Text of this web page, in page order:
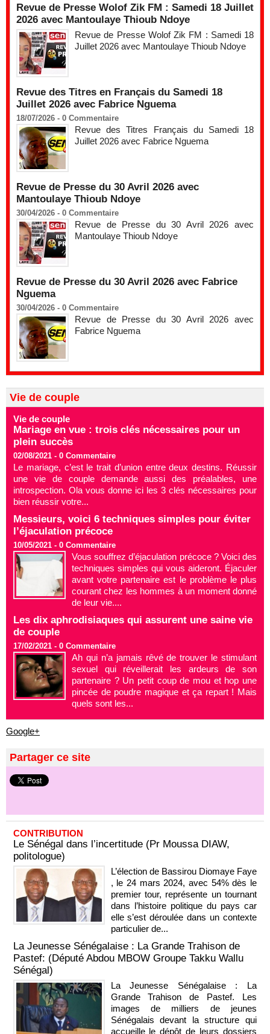
Revue de Presse Wolof Zik FM : Samedi 18 Juillet
2026 avec Mantoulaye Thioub Ndoye
Revue de Presse Wolof Zik FM : Samedi 18
Juillet 2026 avec Mantoulaye Thioub Ndoye
Revue des Titres en Français du Samedi 18
Juillet 2026 avec Fabrice Nguema
18/07/2026 - 0 Commentaire
Revue des Titres Français du Samedi 18
Juillet 2026 avec Fabrice Nguema
Revue de Presse du 30 Avril 2026 avec
Mantoulaye Thioub Ndoye
30/04/2026 - 0 Commentaire
Revue de Presse du 30 Avril 2026 avec
Mantoulaye Thioub Ndoye
Revue de Presse du 30 Avril 2026 avec Fabrice
Nguema
30/04/2026 - 0 Commentaire
Revue de Presse du 30 Avril 2026 avec
Fabrice Nguema
Vie de couple
Vie de couple
Mariage en vue : trois clés nécessaires pour un
plein succès
02/08/2021 - 0 Commentaire
Le mariage, c’est le trait d’union entre deux destins. Réussir
une vie de couple demande aussi des préalables, une
introspection. Ola vous donne ici les 3 clés nécessaires pour
bien réussir votre...
Messieurs, voici 6 techniques simples pour éviter
l’éjaculation précoce
10/05/2021 - 0 Commentaire
Vous souffrez d’éjaculation précoce ? Voici des
techniques simples qui vous aideront. Éjaculer
avant votre partenaire est le problème le plus
courant chez les hommes à un moment donné
de leur vie....
Les dix aphrodisiaques qui assurent une saine vie
de couple
17/02/2021 - 0 Commentaire
Ah qui n’a jamais rêvé de trouver le stimulant
sexuel qui réveillerait les ardeurs de son
partenaire ? Un petit coup de mou et hop une
pincée de poudre magique et ça repart ! Mais
quels sont les...
Google+
Partager ce site
CONTRIBUTION
Le Sénégal dans l’incertitude (Pr Moussa DIAW,
politologue)
L’élection de Bassirou Diomaye Faye
, le 24 mars 2024, avec 54% dès le
premier tour, représente un tournant
dans l’histoire politique du pays car
elle s’est déroulée dans un contexte
particulier de...
La Jeunesse Sénégalaise : La Grande Trahison de
Pastef: (Député Abdou MBOW Groupe Takku Wallu
Sénégal)
La Jeunesse Sénégalaise : La
Grande Trahison de Pastef. Les
images de milliers de jeunes
Sénégalais devant la structure qui
accueille le dépôt de leurs dossiers